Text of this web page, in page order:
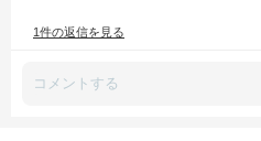
1件の返信を見る